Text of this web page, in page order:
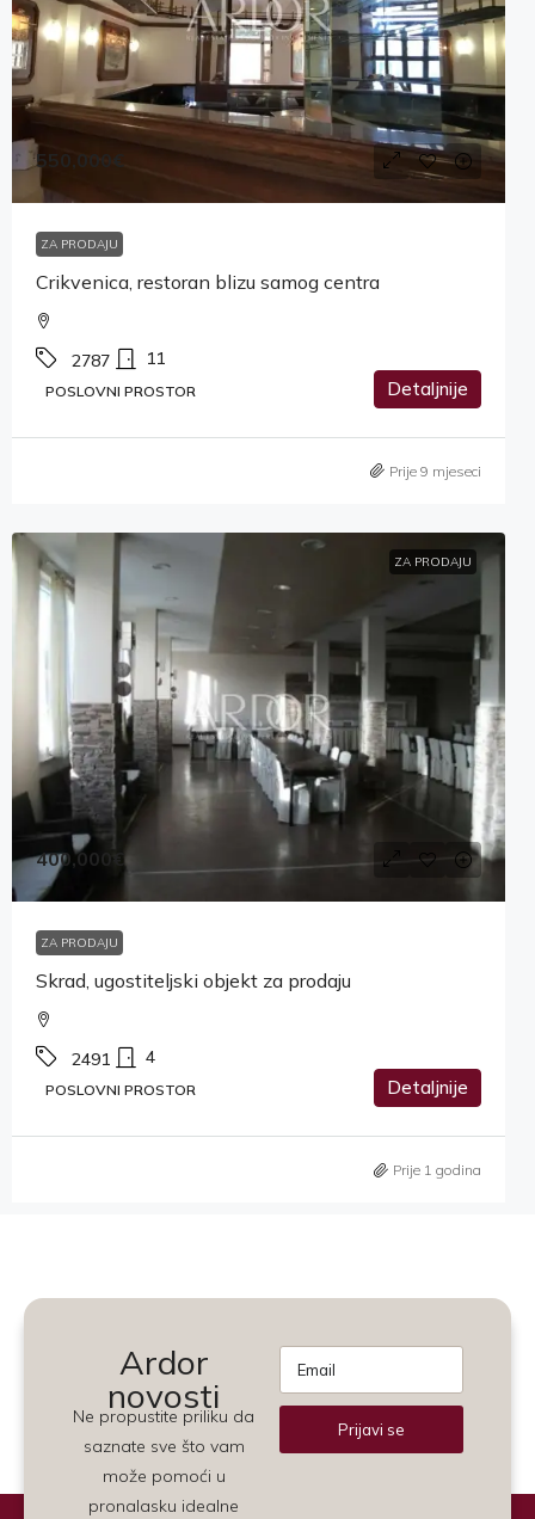
550,000€
ZA PRODAJU
Crikvenica, restoran blizu samog centra
2787 11
POSLOVNI PROSTOR Detaljnije
Prije 9 mjeseci
ZA PRODAJU
400,000€
ZA PRODAJU
Skrad, ugostiteljski objekt za prodaju
2491 4
POSLOVNI PROSTOR Detaljnije
Prije 1 godina
Ardor
novosti
Ne propustite priliku da
saznate sve što vam
može pomoći u
pronalasku idealne
Prijavi se